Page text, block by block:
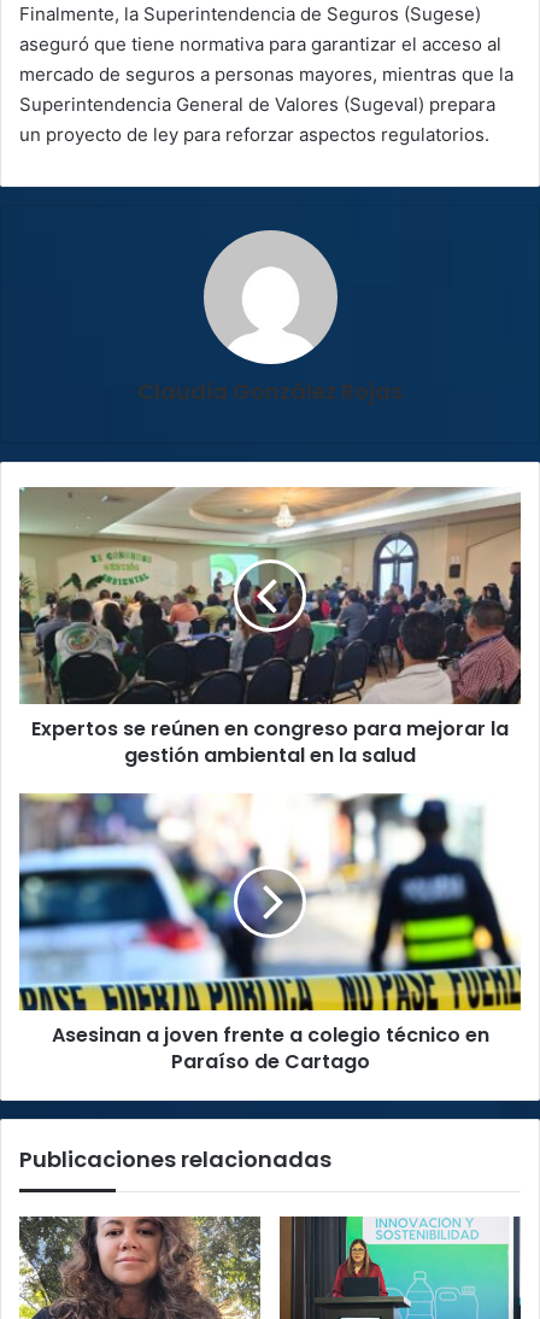
Finalmente, la Superintendencia de Seguros (Sugese)
aseguró que tiene normativa para garantizar el acceso al
mercado de seguros a personas mayores, mientras que la
Superintendencia General de Valores (Sugeval) prepara
un proyecto de ley para reforzar aspectos regulatorios.
Claudia González Rojas
Expertos
se
en
congreso
para
mejorar
la
gestión
ambiental
salud
Expertos se reúnen en congreso para mejorar la
gestión ambiental en la salud
Asesinan
joven
frente
a
colegio
técnico
en
Paraíso
Asesinan a joven frente a colegio técnico en
Paraíso de Cartago
Publicaciones relacionadas